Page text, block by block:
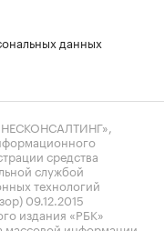
данных
средства
службой
технологий
09.12.2015
издания «РБК»